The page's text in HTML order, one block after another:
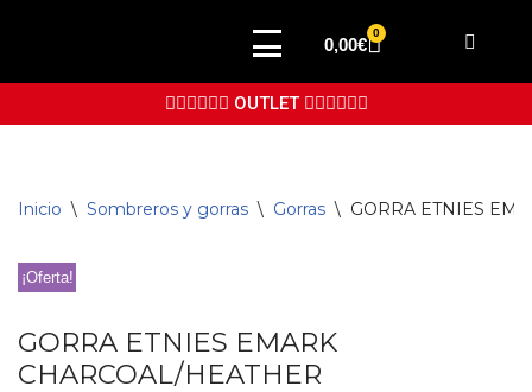
contenido
0,00€
0
👉🏼👉🏼👉🏼 OUTLET 👈🏼👈🏼👈🏼
Inicio \ Sombreros y gorras \ Gorras \ GORRA ETNIES
¡Oferta!
GORRA ETNIES EMARK
CHARCOAL/HEATHER